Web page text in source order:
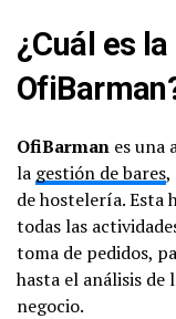
¿Cuál es
OfiBarman es una
la gestión de bares,
de hostelería. Esta
todas las
toma de pedidos,
hasta el análisis de
negocio.